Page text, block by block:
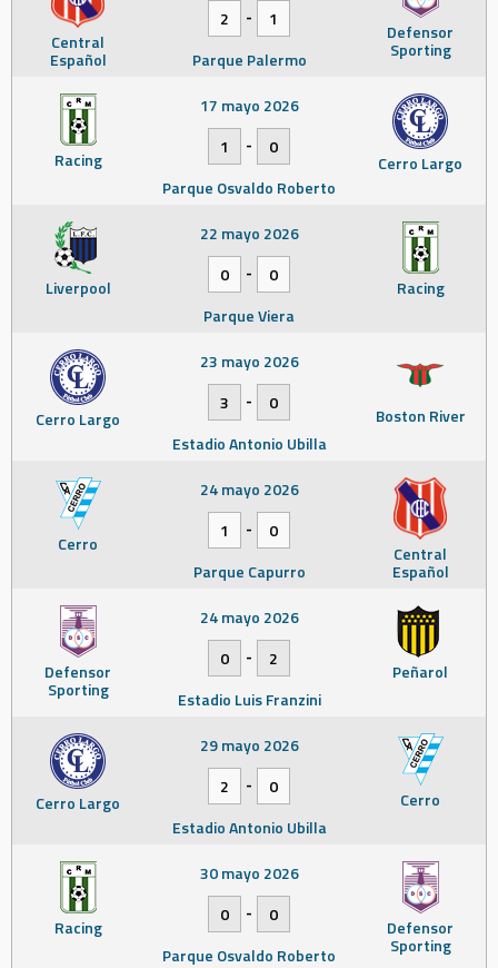
Central
Español
Defensor
Sporting
2
-
1
Parque Palermo
Racing Cerro Largo
17 mayo 2026
1
-
0
Parque Osvaldo Roberto
Liverpool Racing
22 mayo 2026
0
-
0
Parque Viera
Cerro Largo Boston River
23 mayo 2026
3
-
0
Estadio Antonio Ubilla
Cerro Central
Español
24 mayo 2026
1
-
0
Parque Capurro
Defensor
Sporting
Peñarol
24 mayo 2026
0
-
2
Estadio Luis Franzini
Cerro Largo Cerro
29 mayo 2026
2
-
0
Estadio Antonio Ubilla
Racing Defensor
Sporting
30 mayo 2026
0
-
0
Parque Osvaldo Roberto